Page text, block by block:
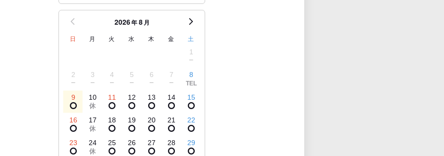
2026年8月
日 月 火 水 木 金 土
1
2 3 4 5 6 7 8
9 10 11 12 13 14 15
16 17 18 19 20 21 22
23 24 25 26 27 28 29